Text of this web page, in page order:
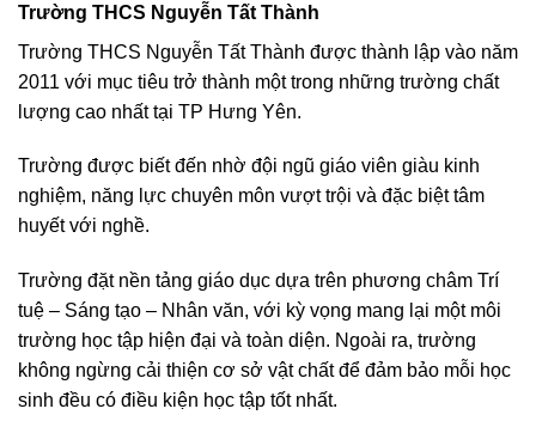
Trường THCS Nguyễn Tất Thành
Trường THCS Nguyễn Tất Thành được thành lập vào năm
2011 với mục tiêu trở thành một trong những trường chất
lượng cao nhất tại TP Hưng Yên.
Trường được biết đến nhờ đội ngũ giáo viên giàu kinh
nghiệm, năng lực chuyên môn vượt trội và đặc biệt tâm
huyết với nghề.
Trường đặt nền tảng giáo dục dựa trên phương châm Trí
tuệ – Sáng tạo – Nhân văn, với kỳ vọng mang lại một môi
trường học tập hiện đại và toàn diện. Ngoài ra, trường
không ngừng cải thiện cơ sở vật chất để đảm bảo mỗi học
sinh đều có điều kiện học tập tốt nhất.